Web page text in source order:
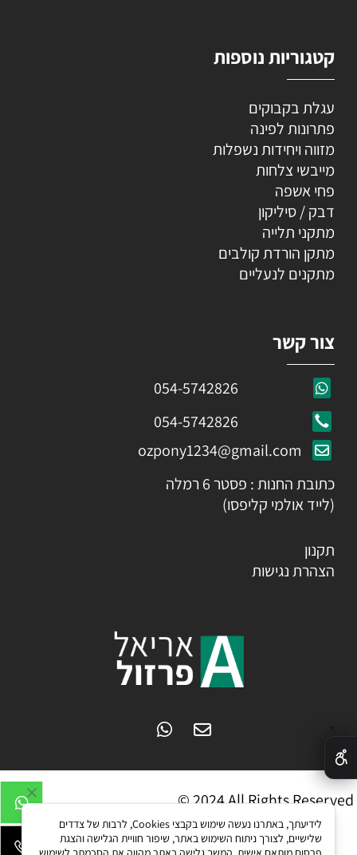
קטגוריות נוספות
עגלת בקבוקים
פתרונות לפינה
מזווה ויחידות נשפלות
מייבשי צלחות
פחי אשפה
דבק / סיליקון
מתקני תלייה
מתקן הורדת קולבים
מתקנים לנעליים
צור קשר
054-5742826
054-5742826
ozpony1234@gmail.com
כתובת החנות : פסטר 6 רמלה
(לייד אולמי קליפסו)
תקנון
הצהרת נגישות
© 2024 All Rights Reserved
לידיעתך, באתרנו נעשה שימוש בקבצי Cookies, לרבות של צדדים
שלישיים, לצורך ניתוח השימוש באתר, שיפור חוויית הגלישה והצגת